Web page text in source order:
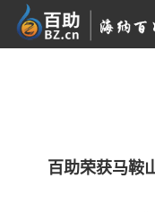
百助荣获马鞍